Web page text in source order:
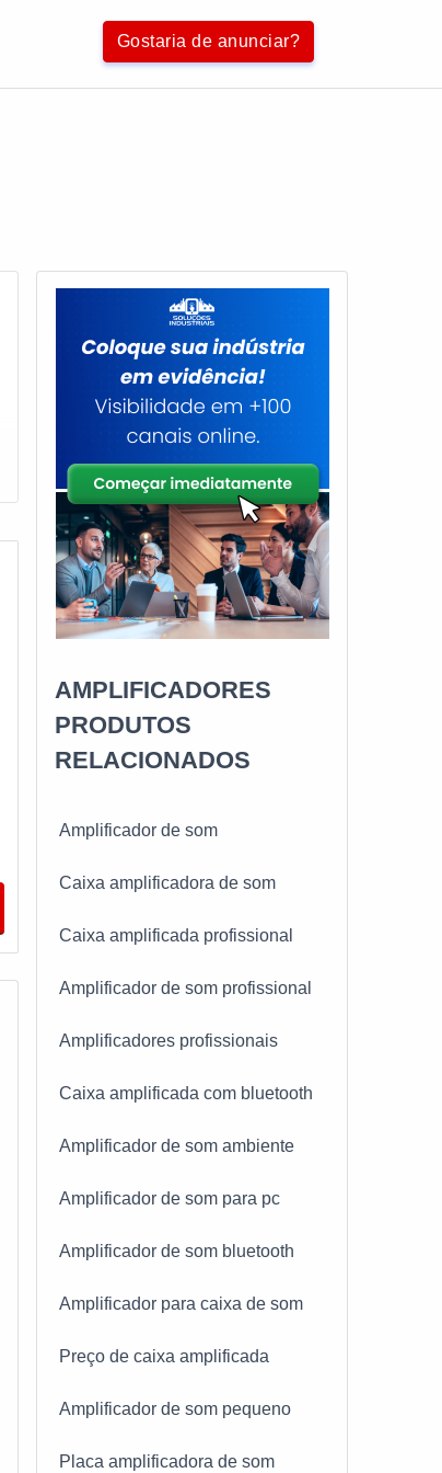
Gostaria de anunciar?
AMPLIFICADORES
PRODUTOS
RELACIONADOS
Amplificador de som
Caixa amplificadora de som
Caixa amplificada profissional
Amplificador de som profissional
Amplificadores profissionais
Caixa amplificada com bluetooth
Amplificador de som ambiente
Amplificador de som para pc
Amplificador de som bluetooth
Amplificador para caixa de som
Preço de caixa amplificada
Amplificador de som pequeno
Placa amplificadora de som